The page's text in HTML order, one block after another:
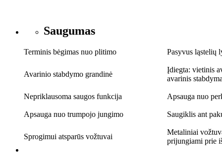
Saugumas
Terminis bėgimas nuo plitimo Pasyvus ląstelių
Avarinio stabdymo grandinė
Įdiegta: vietinis
avarinis
Nepriklausoma saugos funkcija Apsauga nuo
Apsauga nuo trumpojo jungimo Saugiklis ant
Sprogimui atsparūs vožtuvai
Metaliniai
prijungiami prie